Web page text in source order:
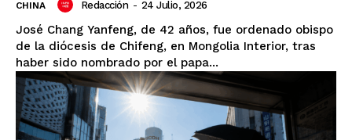
CHINA Redacción - 24 Julio, 2026
José Chang Yanfeng, de 42 años, fue ordenado obispo
de la diócesis de Chifeng, en Mongolia Interior, tras
haber sido nombrado por el papa...